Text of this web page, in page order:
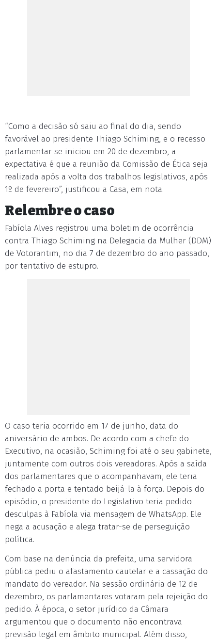
“Como a decisão só saiu ao final do dia, sendo
favorável ao presidente Thiago Schiming, e o recesso
parlamentar se iniciou em 20 de dezembro, a
expectativa é que a reunião da Comissão de Ética seja
realizada após a volta dos trabalhos legislativos, após
1º de fevereiro”, justificou a Casa, em nota.
Relembre o caso
Fabíola Alves registrou uma boletim de ocorrência
contra Thiago Schiming na Delegacia da Mulher (DDM)
de Votorantim, no dia 7 de dezembro do ano passado,
por tentativo de estupro.
O caso teria ocorrido em 17 de junho, data do
aniversário de ambos. De acordo com a chefe do
Executivo, na ocasião, Schiming foi até o seu gabinete,
juntamente com outros dois vereadores. Após a saída
dos parlamentares que o acompanhavam, ele teria
fechado a porta e tentado beijá-la à força. Depois do
episódio, o presidente do Legislativo teria pedido
desculpas à Fabíola via mensagem de WhatsApp. Ele
nega a acusação e alega tratar-se de perseguição
política.
Com base na denúncia da prefeita, uma servidora
pública pediu o afastamento cautelar e a cassação do
mandato do vereador. Na sessão ordinária de 12 de
dezembro, os parlamentares votaram pela rejeição do
pedido. À época, o setor jurídico da Câmara
argumentou que o documento não encontrava
previsão legal em âmbito municipal. Além disso,